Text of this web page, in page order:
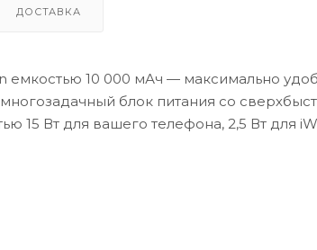
ДОСТАВКА
емкостью 10 000 мАч — максимально
блок питания со
15 Вт для вашего телефона, 2,5 Вт для